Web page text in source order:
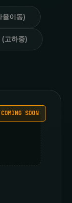
이동)
고하중)
COMING SOON